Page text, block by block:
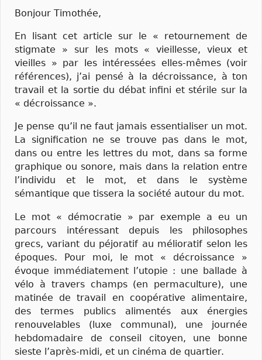
Bonjour Timothée,
En lisant cet article sur le « retournement de
stigmate » sur les mots « vieillesse, vieux et
vieilles » par les intéressées elles-mêmes (voir
références), j’ai pensé à la décroissance, à ton
travail et la sortie du débat infini et stérile sur la
« décroissance ».
Je pense qu’il ne faut jamais essentialiser un mot.
La signification ne se trouve pas dans le mot,
dans ou entre les lettres du mot, dans sa forme
graphique ou sonore, mais dans la relation entre
l’individu et le mot, et dans le système
sémantique que tissera la société autour du mot.
Le mot « démocratie » par exemple a eu un
parcours intéressant depuis les philosophes
grecs, variant du péjoratif au mélioratif selon les
époques. Pour moi, le mot « décroissance »
évoque immédiatement l’utopie : une ballade à
vélo à travers champs (en permaculture), une
matinée de travail en coopérative alimentaire,
des termes publics alimentés aux énergies
renouvelables (luxe communal), une journée
hebdomadaire de conseil citoyen, une bonne
sieste l’après-midi, et un cinéma de quartier.